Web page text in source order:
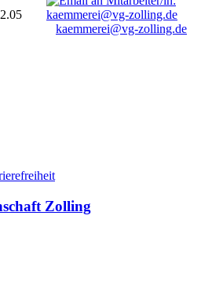
2.05
kaemmerei@vg-zolling.de
Zolling